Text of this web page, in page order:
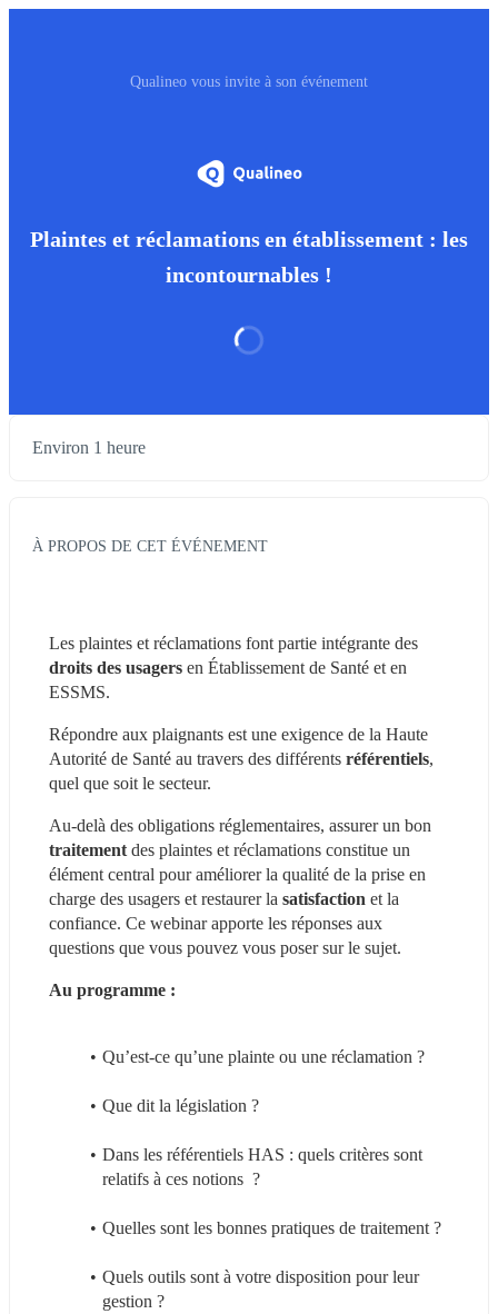
Qualineo vous invite à son événement
Plaintes et réclamations en établissement : les
incontournables !
Environ 1 heure
À PROPOS DE CET ÉVÉNEMENT
droits des usagers en Établissement de Santé et en
ESSMS.
Répondre aux plaignants est une exigence de la Haute
Autorité de Santé au travers des différents référentiels,
quel que soit le secteur.
Au-delà des obligations réglementaires, assurer un bon
traitement des plaintes et réclamations constitue un
élément central pour améliorer la qualité de la prise en
charge des usagers et restaurer la satisfaction et la
confiance. Ce webinar apporte les réponses aux
questions que vous pouvez vous poser sur le sujet.
Au programme :
Qu’est-ce qu’une plainte ou une réclamation ?
Que dit la législation ?
Dans les référentiels HAS : quels critères sont
relatifs à ces notions  ?
Quelles sont les bonnes pratiques de traitement ?
Quels outils sont à votre disposition pour leur
gestion ?